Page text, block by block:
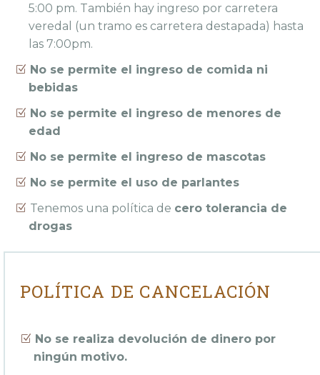
5:00 pm. También hay ingreso por carretera
veredal (un tramo es carretera destapada) hasta
las 7:00pm.
No se permite el ingreso de comida ni
bebidas
No se permite el ingreso de menores de
edad
No se permite el ingreso de mascotas
No se permite el uso de parlantes
Tenemos una política de cero tolerancia de
drogas
POLÍTICA DE CANCELACIÓN
No se realiza devolución de dinero por
ningún motivo.